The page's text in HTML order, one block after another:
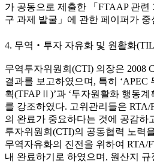
가 공동으로 제출한 「FTAAP 관련
구 과제 발굴」에 관한 페이퍼가
4. 무역‧투자 자유화 및 원활화
무역투자위원회(CTI) 의장은 2008
결과를 보고하였으며, 특히 ‘APEC
획(TFAPⅡ)’과 ‘투자원활화 행동계
를 강조하였다. 고위관리들은
의 완료가 중요하다는 것에 공감하
투자위원회(CTI)의 공동협력 노력
무역자유화의 진전을 위하여 RTA/
내 완료하기로 하였으며, 원산지